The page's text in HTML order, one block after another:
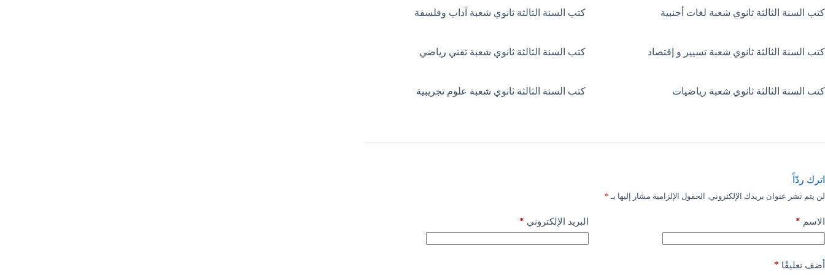
كتب السنة الثالثة ثانوي شعبة لغات أجنبية كتب السنة الثالثة ثانوي شعبة آداب وفلسفة
كتب السنة الثالثة ثانوي شعبة تسيير و إقتصاد كتب السنة الثالثة ثانوي شعبة تقني رياضي
كتب السنة الثالثة ثانوي شعبة رياضيات كتب السنة الثالثة ثانوي شعبة علوم تجريبية
اترك ردّاً
لن يتم نشر عنوان بريدك الإلكتروني. الحقول الإلزامية مشار إليها بـ *
الاسم * البريد الإلكتروني *
أضف تعليقًا *